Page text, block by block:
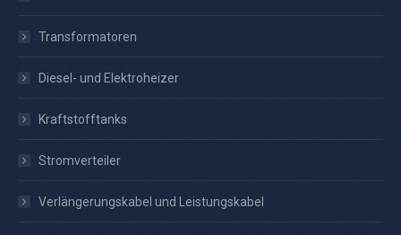
Transformatoren
Diesel- und Elektroheizer
Kraftstofftanks
Stromverteiler
Verlängerungskabel und Leistungskabel